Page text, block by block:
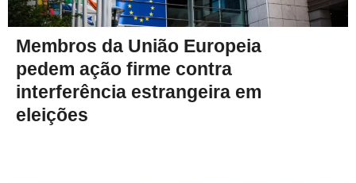
Membros da União Europeia
pedem ação firme contra
interferência estrangeira em
eleições